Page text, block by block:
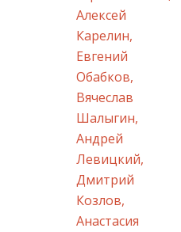
Алексей
Карелин,
Евгений
Обабков,
Вячеслав
Шалыгин,
Андрей
Левицкий,
Дмитрий
Козлов,
Анастасия